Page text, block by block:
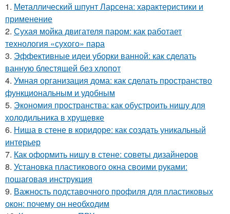
1. Металлический шпунт Ларсена: характеристики и
применение
2. Сухая мойка двигателя паром: как работает
технология «сухого» пара
3. Эффективные идеи уборки ванной: как сделать
ванную блестящей без хлопот
4. Умная организация дома: как сделать пространство
функциональным и удобным
5. Экономия пространства: как обустроить нишу для
холодильника в хрущевке
6. Ниша в стене в коридоре: как создать уникальный
интерьер
7. Как оформить нишу в стене: советы дизайнеров
8. Установка пластикового окна своими руками:
пошаговая инструкция
9. Важность подставочного профиля для пластиковых
окон: почему он необходим